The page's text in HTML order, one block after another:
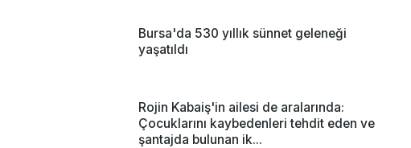
Bursa'da 530 yıllık sünnet geleneği
yaşatıldı
Rojin Kabaiş'in ailesi de aralarında:
Çocuklarını kaybedenleri tehdit eden ve
şantajda bulunan ik...